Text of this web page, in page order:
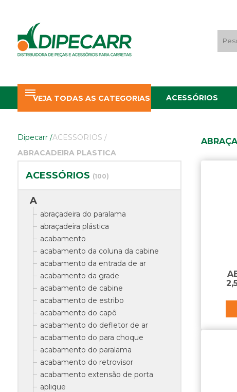
VEJA TODAS AS CATEGORIAS ACESSÓRIOS
Dipecarr /ACESSORIOS /
ABRACADEIRA PLASTICA
ACESSÓRIOS (100)
A
abraçadeira do paralama
abraçadeira plástica
acabamento
acabamento da coluna da cabine
acabamento da entrada de ar
acabamento da grade
acabamento de cabine
acabamento de estribo
acabamento do capô
acabamento do defletor de ar
acabamento do para choque
acabamento do paralama
acabamento do retrovisor
acabamento extensão de porta
aplique